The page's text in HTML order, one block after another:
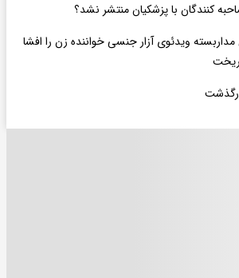
کنندگان با پزشکیان منتشر نشد؟
مداربسته ویدئوی آزار جنسی خواننده زن را افشا